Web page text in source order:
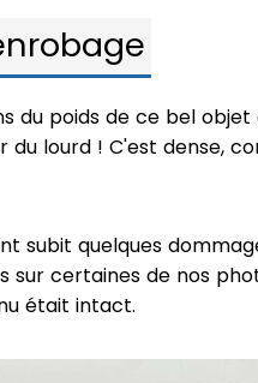
du poids de ce bel
du lourd ! C'est dense,
subit quelques
sur certaines de nos
était intact.